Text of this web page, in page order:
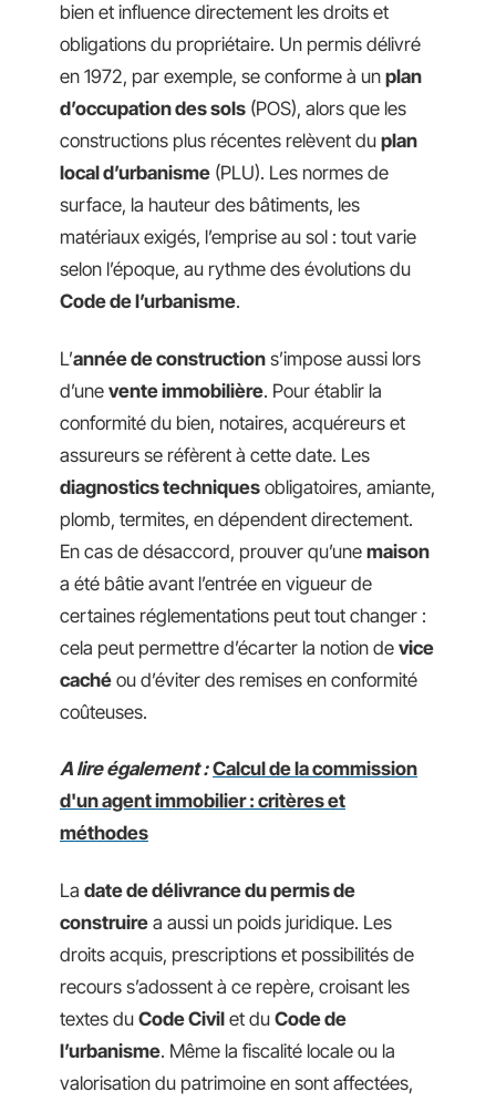
bien et influence directement les droits et
obligations du propriétaire. Un permis délivré
en 1972, par exemple, se conforme à un plan
d’occupation des sols (POS), alors que les
constructions plus récentes relèvent du plan
local d’urbanisme (PLU). Les normes de
surface, la hauteur des bâtiments, les
matériaux exigés, l’emprise au sol : tout varie
selon l’époque, au rythme des évolutions du
Code de l’urbanisme.
L’année de construction s’impose aussi lors
d’une vente immobilière. Pour établir la
conformité du bien, notaires, acquéreurs et
assureurs se réfèrent à cette date. Les
diagnostics techniques obligatoires, amiante,
plomb, termites, en dépendent directement.
En cas de désaccord, prouver qu’une maison
a été bâtie avant l’entrée en vigueur de
certaines réglementations peut tout changer :
cela peut permettre d’écarter la notion de vice
caché ou d’éviter des remises en conformité
coûteuses.
A lire également : Calcul de la commission
d'un agent immobilier : critères et
méthodes
La date de délivrance du permis de
construire a aussi un poids juridique. Les
droits acquis, prescriptions et possibilités de
recours s’adossent à ce repère, croisant les
textes du Code Civil et du Code de
l’urbanisme. Même la fiscalité locale ou la
valorisation du patrimoine en sont affectées,